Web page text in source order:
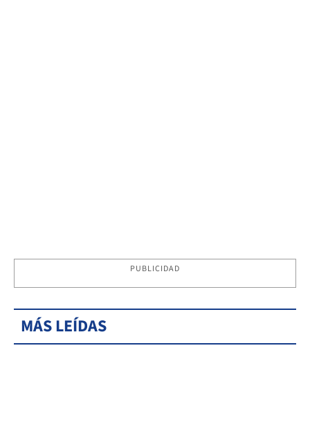
PUBLICIDAD
MÁS LEÍDAS